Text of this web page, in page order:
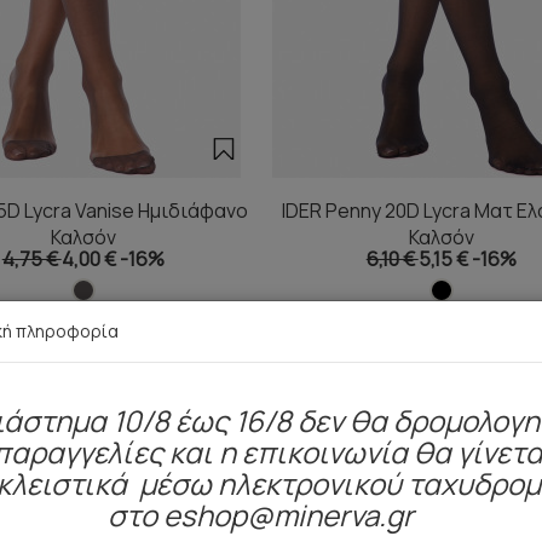
Lycra Vanise Ημιδιάφανο
Καλσόν
4,75 €4,00 €-16%
IDER Penny 20D Lycra Ματ
Καλσόν
6,10 €5,15 €-16%
Είδατε πρόσφατα
πληροφορία
10/8 έως 16/8 δεν θα
και η επικοινωνία θα
μέσω ηλεκτρονικού
στο eshop@minerva.gr